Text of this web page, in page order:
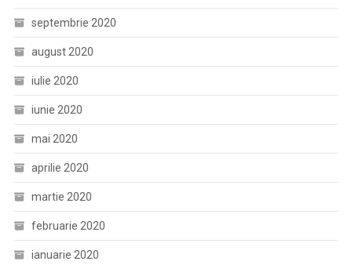
septembrie 2020
august 2020
iulie 2020
iunie 2020
mai 2020
aprilie 2020
martie 2020
februarie 2020
ianuarie 2020